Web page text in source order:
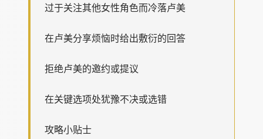
过于关注其他女性角色而冷落卢美
在卢美分享烦恼时给出敷衍的回答
拒绝卢美的邀约或提议
在关键选项处犹豫不决或选错
攻略小贴士